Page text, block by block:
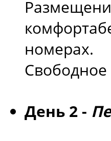
номерах.
День 2 -